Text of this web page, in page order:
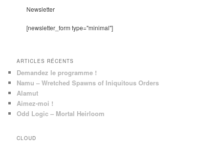
Newsletter
[newsletter_form type="minimal"]
ARTICLES RÉCENTS
Demandez le programme !
Namu – Wretched Spawns of Iniquitous Orders
Alamut
Aimez-moi !
Odd Logic – Mortal Heirloom
CLOUD